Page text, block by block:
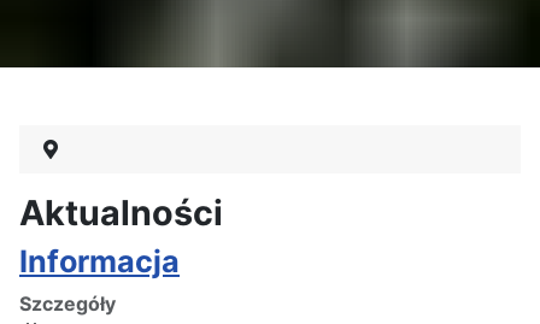
Aktualności
Informacja
Szczegóły